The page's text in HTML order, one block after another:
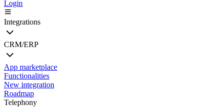
Login
Integrations
CRM/ERP
App marketplace
Functionalities
New integration
Roadmap
Telephony